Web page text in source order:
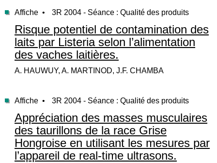
Affiche • 3R 2004 - Séance : Qualité des produits
Risque potentiel de contamination des
laits par Listeria selon l’alimentation
des vaches laitières.
A. HAUWUY, A. MARTINOD, J.F. CHAMBA
Affiche • 3R 2004 - Séance : Qualité des produits
Appréciation des masses musculaires
des taurillons de la race Grise
Hongroise en utilisant les mesures par
l’appareil de real-time ultrasons.